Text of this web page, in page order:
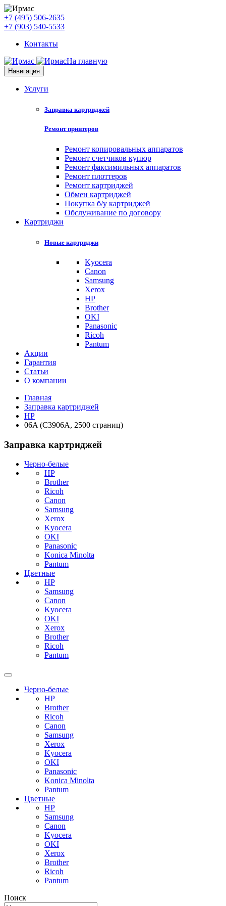
+7 (495) 506-2635
+7 (903) 540-5533
Контакты
На главную
Навигация
Услуги
Заправка картриджей
Ремонт принтеров
Ремонт копировальных аппаратов
Ремонт счетчиков купюр
Ремонт факсимильных аппаратов
Ремонт плоттеров
Ремонт картриджей
Обмен картриджей
Покупка б/у картриджей
Обслуживание по договору
Картриджи
Новые картриджи
Kyocera
Canon
Samsung
Xerox
HP
Brother
OKI
Panasonic
Ricoh
Pantum
Акции
Гарантия
Статьи
О компании
Главная
Заправка картриджей
HP
06A (C3906A, 2500 страниц)
Заправка картриджей
Черно-белые
HP
Brother
Ricoh
Canon
Samsung
Xerox
Kyocera
OKI
Panasonic
Konica Minolta
Pantum
Цветные
HP
Samsung
Canon
Kyocera
OKI
Xerox
Brother
Ricoh
Pantum
Черно-белые
HP
Brother
Ricoh
Canon
Samsung
Xerox
Kyocera
OKI
Panasonic
Konica Minolta
Pantum
Цветные
HP
Samsung
Canon
Kyocera
OKI
Xerox
Brother
Ricoh
Pantum
Поиск